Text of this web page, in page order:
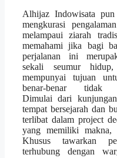
Alhijaz Indowisata pun
mengkurasi
melampaui ziarah
memahami jika bagi
perjalanan ini
sekali seumur
mempunyai tujuan
benar-benar tidak
Dimulai dari
tempat bersejarah dan
terlibat dalam project
yang memiliki makna,
Khusus tawarkan
terhubung dengan